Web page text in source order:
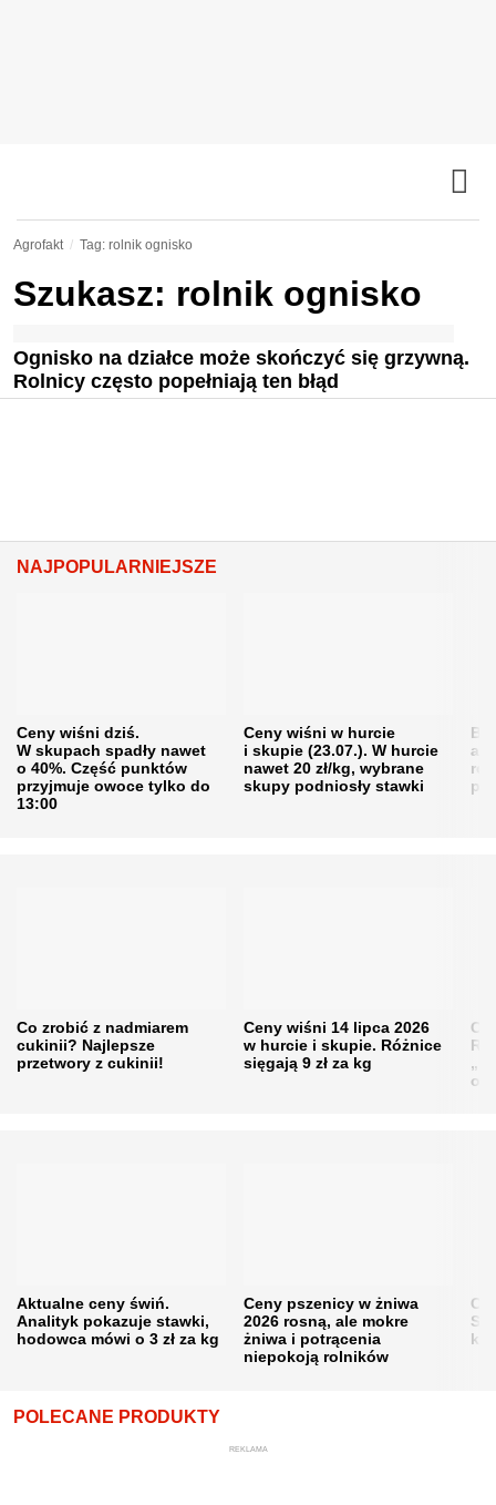
Agrofakt Tag: rolnik ognisko
Szukasz: rolnik ognisko
Ognisko na działce może skończyć się grzywną.
Rolnicy często popełniają ten błąd
NAJPOPULARNIEJSZE
Ceny wiśni dziś.
W skupach spadły nawet
o 40%. Część punktów
przyjmuje owoce tylko do
13:00
Ceny wiśni w hurcie
i skupie (23.07.). W hurcie
nawet 20 zł/kg, wybrane
skupy podniosły stawki
Co zrobić z nadmiarem
cukinii? Najlepsze
przetwory z cukinii!
Ceny wiśni 14 lipca 2026
w hurcie i skupie. Różnice
sięgają 9 zł za kg
Aktualne ceny świń.
Analityk pokazuje stawki,
hodowca mówi o 3 zł za kg
Ceny pszenicy w żniwa
2026 rosną, ale mokre
żniwa i potrącenia
niepokoją rolników
POLECANE PRODUKTY
REKLAMA